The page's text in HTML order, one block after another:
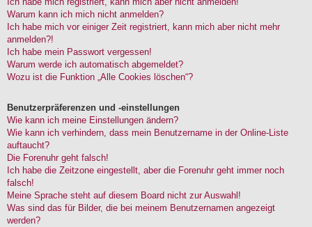
Warum kann ich mich nicht anmelden?
Ich habe mich vor einiger Zeit registriert, kann mich aber nicht mehr
anmelden?!
Ich habe mein Passwort vergessen!
Warum werde ich automatisch abgemeldet?
Wozu ist die Funktion „Alle Cookies löschen“?
Benutzerpräferenzen und -einstellungen
Wie kann ich meine Einstellungen ändern?
Wie kann ich verhindern, dass mein Benutzername in der Online-Liste
auftaucht?
Die Forenuhr geht falsch!
Ich habe die Zeitzone eingestellt, aber die Forenuhr geht immer noch
falsch!
Meine Sprache steht auf diesem Board nicht zur Auswahl!
Was sind das für Bilder, die bei meinem Benutzernamen angezeigt
werden?